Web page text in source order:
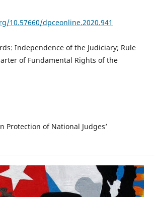
10.57660/dpceonline.2020.941
Independence of the Judiciary; Rule
of Fundamental Rights of the
Protection of National Judges’